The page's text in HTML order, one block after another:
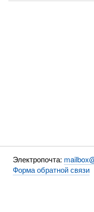
Электропочта:
Форма обратной связи